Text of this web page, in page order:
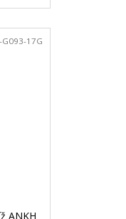
ANKH
G093-17G